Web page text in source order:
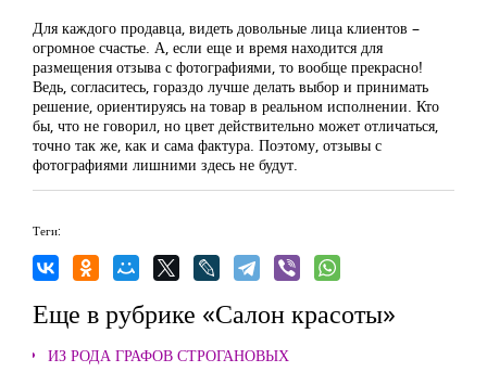
Для каждого продавца, видеть довольные лица клиентов –
огромное счастье. А, если еще и время находится для
размещения отзыва с фотографиями, то вообще прекрасно!
Ведь, согласитесь, гораздо лучше делать выбор и принимать
решение, ориентируясь на товар в реальном исполнении. Кто
бы, что не говорил, но цвет действительно может отличаться,
точно так же, как и сама фактура. Поэтому, отзывы с
фотографиями лишними здесь не будут.
Теги:
Еще в рубрике «Салон красоты»
ИЗ РОДА ГРАФОВ СТРОГАНОВЫХ